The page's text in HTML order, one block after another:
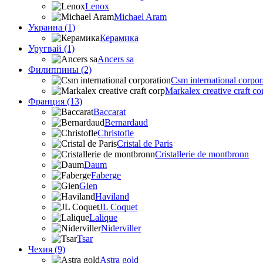
Lenox
Michael Aram
Украина (1)
Керамика
Уругвай (1)
Ancers sa
Филиппины (2)
Csm international
Markalex creative craft
Франция (13)
Baccarat
Bernardaud
Christofle
Cristal de Paris
Cristallerie de montbronn
Daum
Faberge
Gien
Haviland
JL Coquet
Lalique
Niderviller
Tsar
Чехия (9)
Astra gold